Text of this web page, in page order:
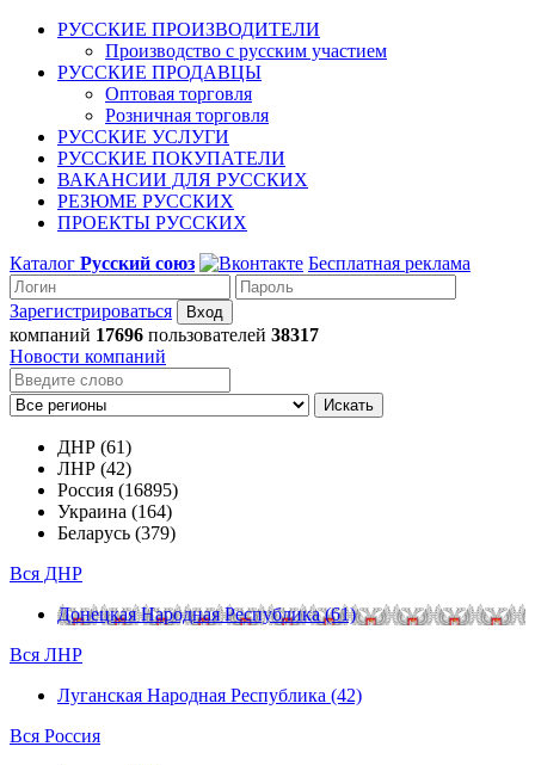
РУССКИЕ ПРОИЗВОДИТЕЛИ
Производство с русским участием
РУССКИЕ ПРОДАВЦЫ
Оптовая торговля
Розничная торговля
РУССКИЕ УСЛУГИ
РУССКИЕ ПОКУПАТЕЛИ
ВАКАНСИИ ДЛЯ РУССКИХ
РЕЗЮМЕ РУССКИХ
ПРОЕКТЫ РУССКИХ
Каталог Русский союз Бесплатная реклама
Зарегистрироваться
компаний 17696 пользователей 38317
Новости компаний
Искать
ДНР (61)
ЛНР (42)
Россия (16895)
Украина (164)
Беларусь (379)
Вся ДНР
Донецкая Народная Республика (61)
Вся ЛНР
Луганская Народная Республика (42)
Вся Россия